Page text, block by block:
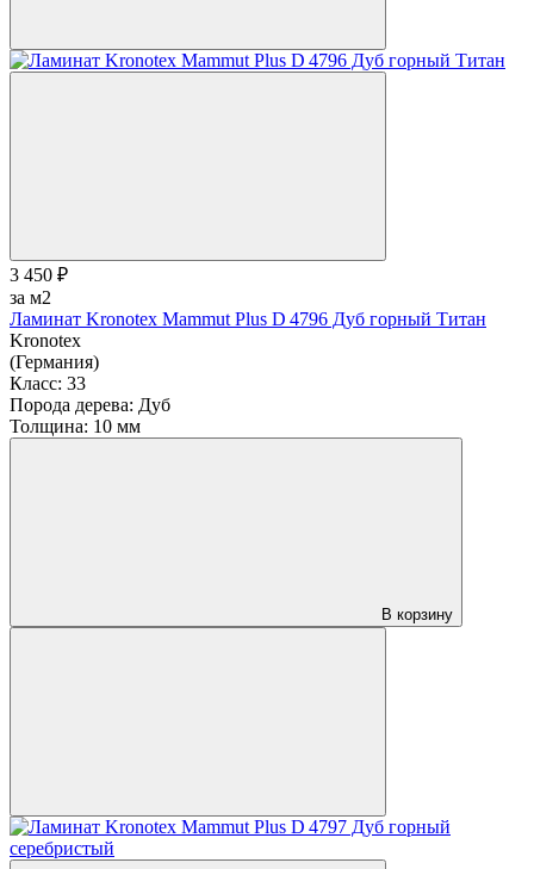
3 450 ₽
за м2
Ламинат Kronotex Mammut Plus D 4796 Дуб горный Титан
Kronotex
(Германия)
Класс: 33
Порода дерева: Дуб
Толщина: 10 мм
В корзину